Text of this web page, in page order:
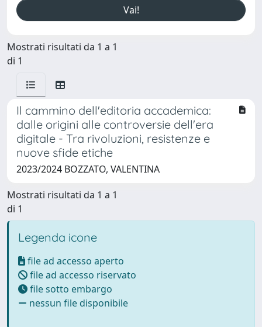
Mostrati risultati da 1 a 1
di 1
Il cammino dell'editoria accademica:
dalle origini alle controversie dell'era
digitale - Tra rivoluzioni, resistenze e
nuove sfide etiche
2023/2024 BOZZATO, VALENTINA
Mostrati risultati da 1 a 1
di 1
Legenda icone
file ad accesso aperto
file ad accesso riservato
file sotto embargo
nessun file disponibile